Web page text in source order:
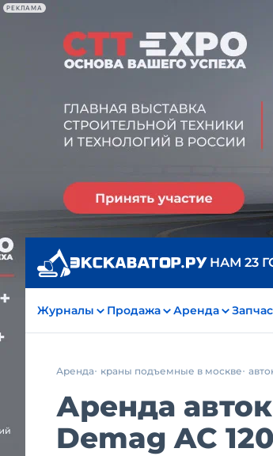
РЕКЛАМА
НАМ 23
Журналы Продажа Аренда
Аренда краны подъемные в москве
Аренда
Demag AC